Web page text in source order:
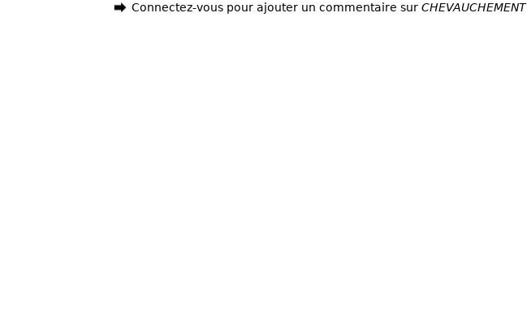
Connectez-vous pour ajouter un commentaire sur CHEVAUCHEMENT